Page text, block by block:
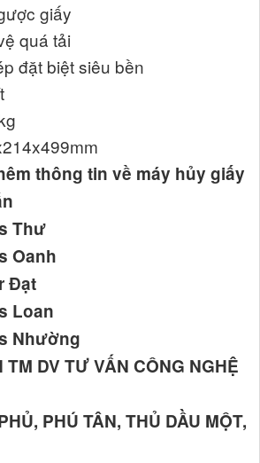
giấy
quá tải
đặt biệt siêu bền
thông tin về máy hủy giấy
Thư
Oanh
Đạt
Loan
Nhường
TM DV TƯ VẤN CÔNG NGHỆ
PHÚ TÂN, THỦ DẦU MỘT,